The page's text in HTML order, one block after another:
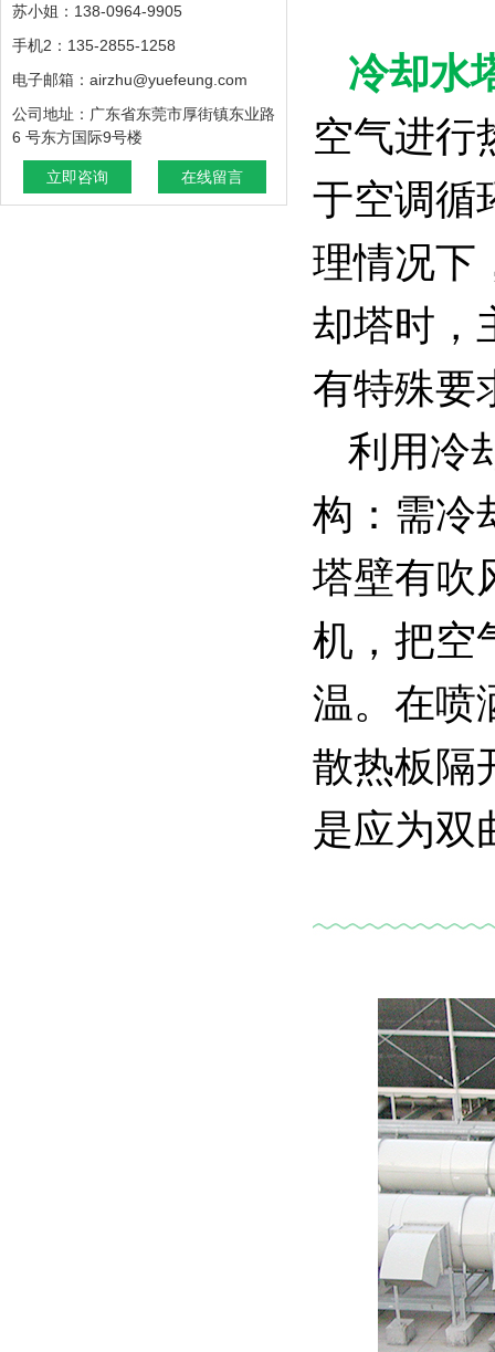
苏小姐：138-0964-9905
手机2：135-2855-1258
电子邮箱：airzhu@yuefeung.com
公司地址：广东省东莞市厚街镇东业路
6 号东方国际9号楼
立即咨询 在线留言
冷却水
空气进行
于空调循
理情况下
却塔时，
有特殊要
利用冷
构：需冷
塔壁有吹
机，把空
温。在喷
散热板隔
是应为双